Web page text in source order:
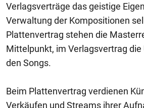
Verlagsverträge das geistige
Verwaltung der Kompositionen
Plattenvertrag stehen die
Mittelpunkt, im Verlagsvertrag die
den Songs.
Beim Plattenvertrag verdienen
Verkäufen und Streams ihrer